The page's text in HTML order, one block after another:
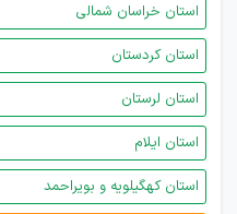
استان خراسان شمالی
استان کردستان
استان لرستان
استان ایلام
استان کهگیلویه و بویراحمد